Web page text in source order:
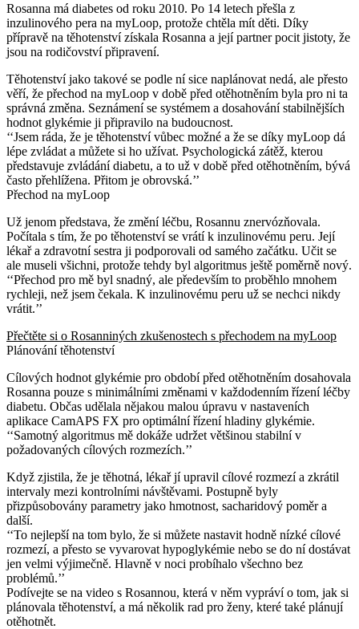
Rosanna má diabetes od roku 2010. Po 14 letech přešla z
inzulinového pera na myLoop, protože chtěla mít děti. Díky
přípravě na těhotenství získala Rosanna a její partner pocit jistoty, že
jsou na rodičovství připravení.
Těhotenství jako takové se podle ní sice naplánovat nedá, ale přesto
věří, že přechod na myLoop v době před otěhotněním byla pro ni ta
správná změna. Seznámení se systémem a dosahování stabilnějších
hodnot glykémie ji připravilo na budoucnost.
‘‘Jsem ráda, že je těhotenství vůbec možné a že se díky myLoop dá
lépe zvládat a můžete si ho užívat. Psychologická zátěž, kterou
představuje zvládání diabetu, a to už v době před otěhotněním, bývá
často přehlížena. Přitom je obrovská.’’
Přechod na myLoop
Už jenom představa, že změní léčbu, Rosannu znervózňovala.
Počítala s tím, že po těhotenství se vrátí k inzulinovému peru. Její
lékař a zdravotní sestra ji podporovali od samého začátku. Učit se
ale museli všichni, protože tehdy byl algoritmus ještě poměrně nový.
‘‘Přechod pro mě byl snadný, ale především to proběhlo mnohem
rychleji, než jsem čekala. K inzulinovému peru už se nechci nikdy
vrátit.’’
Přečtěte si o Rosanniných zkušenostech s přechodem na myLoop
Plánování těhotenství
Cílových hodnot glykémie pro období před otěhotněním dosahovala
Rosanna pouze s minimálními změnami v každodenním řízení léčby
diabetu. Občas udělala nějakou malou úpravu v nastaveních
aplikace CamAPS FX pro optimální řízení hladiny glykémie.
‘‘Samotný algoritmus mě dokáže udržet většinou stabilní v
požadovaných cílových rozmezích.’’
Když zjistila, že je těhotná, lékař jí upravil cílové rozmezí a zkrátil
intervaly mezi kontrolními návštěvami. Postupně byly
přizpůsobovány parametry jako hmotnost, sacharidový poměr a
další.
‘‘To nejlepší na tom bylo, že si můžete nastavit hodně nízké cílové
rozmezí, a přesto se vyvarovat hypoglykémie nebo se do ní dostávat
jen velmi výjimečně. Hlavně v noci probíhalo všechno bez
problémů.’’
Podívejte se na video s Rosannou, která v něm vypráví o tom, jak si
plánovala těhotenství, a má několik rad pro ženy, které také plánují
otěhotnět.